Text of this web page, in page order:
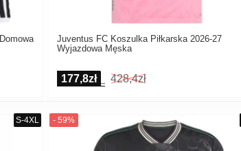
Juventus FC Koszulka Piłkarska 2026-27
Wyjazdowa Męska
177,8zł 428,4zł